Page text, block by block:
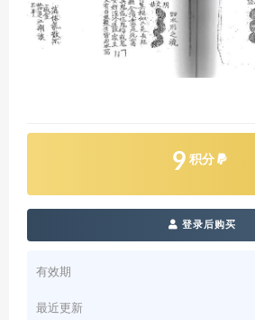
9 积分
登录后购买
有效期
最近更新